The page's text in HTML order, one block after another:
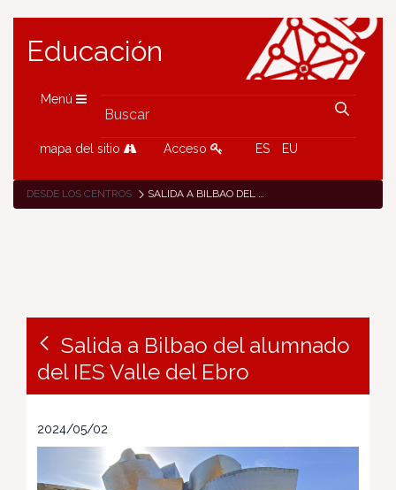
Educación
Menú
mapa del sitio Acceso ES EU
DESDE LOS CENTROS SALIDA A BILBAO DEL ALUMNADO DEL IES VALLE DEL EBRO
Salida a Bilbao del alumnado
del IES Valle del Ebro
2024/05/02